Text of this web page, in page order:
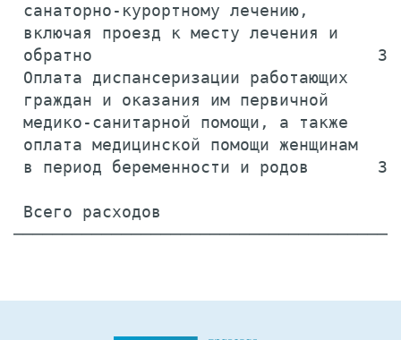
санаторно-курортному лечению,
включая проезд к месту лечения и
обратно                             393
Оплата диспансеризации работающих
граждан и оказания им первичной
медико-санитарной помощи, а также
оплата медицинской помощи женщинам
в период беременности и родов
Всего расходов